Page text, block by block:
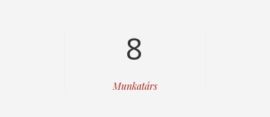
8
Munkatárs